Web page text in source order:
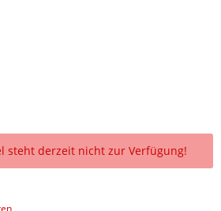
steht derzeit nicht zur Verfügung!